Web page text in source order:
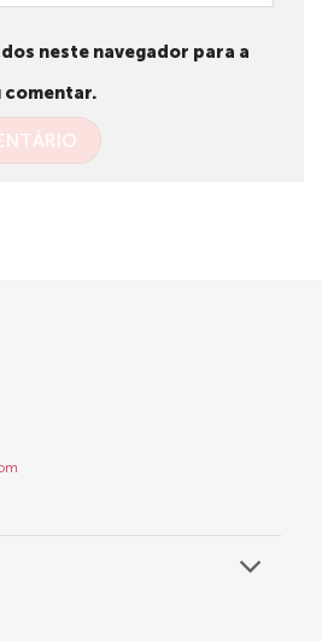
neste navegador para a
comentar.